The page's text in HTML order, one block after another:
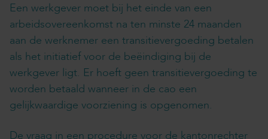
Een werkgever moet bij het einde van een
arbeidsovereenkomst na ten minste 24 maanden
aan de werknemer een transitievergoeding betalen
als het initiatief voor de beëindiging bij de
werkgever ligt. Er hoeft geen transitievergoeding te
worden betaald wanneer in de cao een
gelijkwaardige voorziening is opgenomen.
De vraag in een procedure voor de kantonrechter